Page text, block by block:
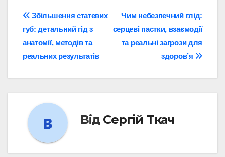
Навігація
записів
Чим небезпечний глід:
серцеві пастки, взаємодії
та реальні загрози для
здоров’я
Збільшення статевих
губ: детальний гід з
анатомії, методів та
реальних результатів
Від Сергій Ткач